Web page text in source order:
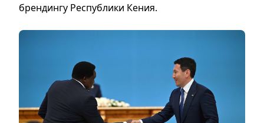
брендингу Республики Кения.